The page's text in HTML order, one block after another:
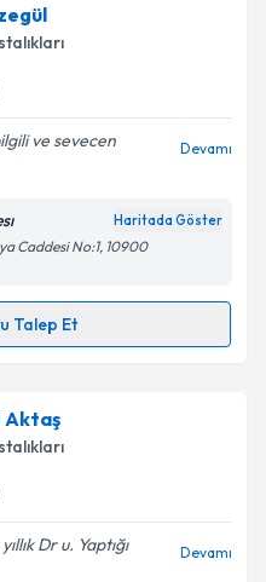
randevu takvimi talebi
randevu almanız için bir
ile bilgilendireceğiz.
ilişkin
Aydınlatma
verilerimin belirtilen
ediyorum.
Gönder
ve sevecen
Devamı
Haritada Göster
Caddesi No:1, 10900
Talep Et
randevu takvimi talebi
randevu almanız için bir
ile bilgilendireceğiz.
Aktaş
Dr u. Yaptığı
Devamı